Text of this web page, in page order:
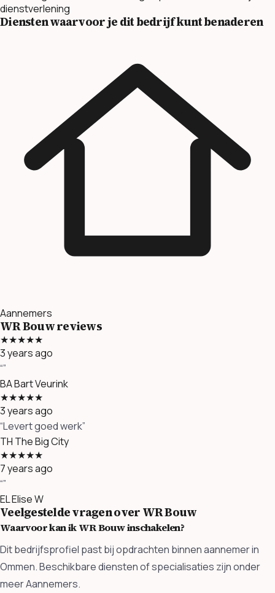
dienstverlening
Diensten waarvoor je dit bedrijf kunt benaderen
Aannemers
WR Bouw reviews
★★★★★
3 years ago
“”
BABart Veurink
★★★★★
3 years ago
“Levert goed werk”
TH The Big City
★★★★★
7 years ago
“”
ELElise W
Veelgestelde vragen over WR Bouw
Waarvoor kan ik WR Bouw inschakelen?
Dit bedrijfsprofiel past bij opdrachten binnen aannemer in
Ommen. Beschikbare diensten of specialisaties zijn onder
meer Aannemers.